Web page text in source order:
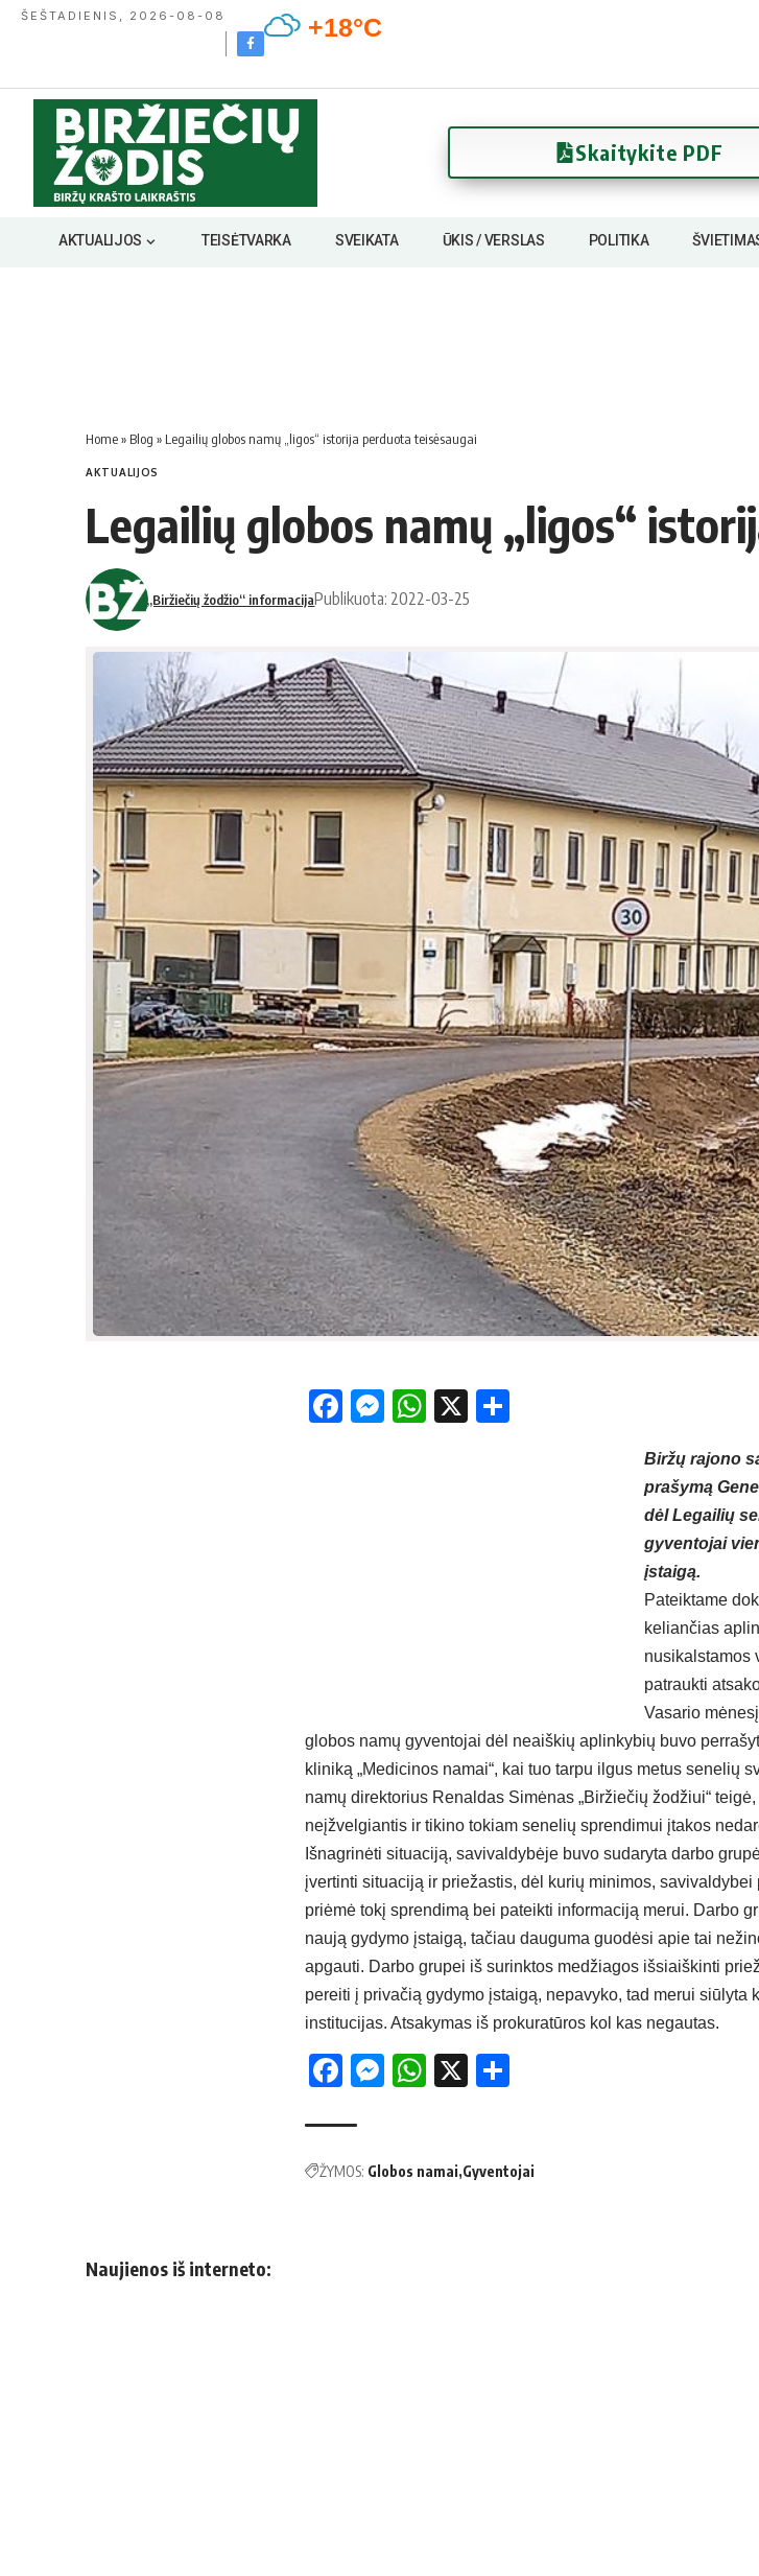
ŠEŠTADIENIS, 2026-08-08 +18°C
Skaitykite PDF
AKTUALIJOS TEISĖTVARKA SVEIKATA ŪKIS / VERSLAS POLITIKA
Home» Blog » Legailių globos namų „ligos“ istorija perduota teisėsaugai
AKTUALIJOS
Legailių globos namų „ligos“
„Biržiečių žodžio“ informacijaPublikuota: 2022-03-25
Facebook
Messenger
WhatsApp
X
Biržų rajono
prašymą
dėl Legailių
gyventojai
įstaigą.
Pateiktame
keliančias
nusikalstamos
patraukti
Vasario
globos namų gyventojai dėl neaiškių aplinkybių buvo
kliniką „Medicinos namai“, kai tuo tarpu ilgus metus senelių
namų direktorius Renaldas Simėnas „Biržiečių žodžiui“
neįžvelgiantis ir tikino tokiam senelių sprendimui įtakos
Išnagrinėti situaciją, savivaldybėje buvo sudaryta darbo
įvertinti situaciją ir priežastis, dėl kurių minimos,
priėmė tokį sprendimą bei pateikti informaciją merui. Darbo
naują gydymo įstaigą, tačiau dauguma guodėsi apie tai
apgauti. Darbo grupei iš surinktos medžiagos išsiaiškinti
pereiti į privačią gydymo įstaigą, nepavyko, tad merui siūlyta
institucijas. Atsakymas iš prokuratūros kol kas negautas.
Facebook
Messenger
WhatsApp
X
ŽYMOS: Globos namai Gyventojai
Naujienos iš interneto: